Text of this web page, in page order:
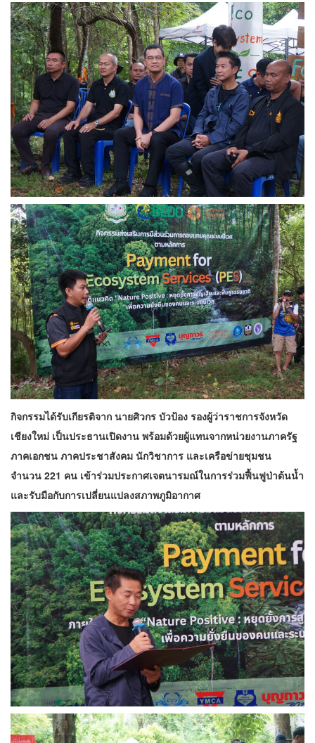
กิจกรรมได้รับเกียรติจาก นายศิวกร บัวป้อง รองผู้ว่าราชการจังหวัด
เชียงใหม่ เป็นประธานเปิดงาน พร้อมด้วยผู้แทนจากหน่วยงานภาครัฐ
ภาคเอกชน ภาคประชาสังคม นักวิชาการ และเครือข่ายชุมชน
จำนวน 221 คน เข้าร่วมประกาศเจตนารมณ์ในการร่วมฟื้นฟูป่าต้นน้ำ
และรับมือกับการเปลี่ยนแปลงสภาพภูมิอากาศ